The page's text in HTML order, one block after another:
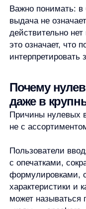
Пользователи вводят
с опечатками,
формулировками,
характеристики и
может называться по-
«кеды», «sneakers»,
Дополнительную
разные раскладки
брендовые и
длинные и
новые товары, для
В итоге даже при
регулярно
Почему
усугубляет